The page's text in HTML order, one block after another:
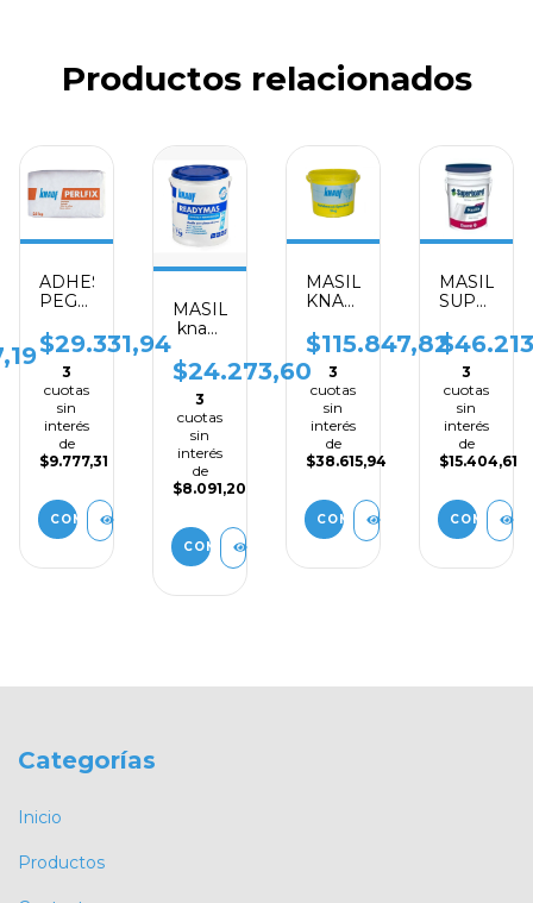
Productos relacionados
ADHESIVO
PEGAMENTO
PERLFIX
KNAUF
(p/placas
de
yeso)
x 25
kg.-
$29.331,94
3
cuotas
sin
interés
de
$9.777,31
MASILLA
knauf
KG.
$24.273,60
3
cuotas
sin
interés
de
$8.091,20
MASILLA
KNAUF
X 5 K
$115.847,82
3
cuotas
sin
interés
de
$38.615,94
MASILLA
720
NUEVA
X 5 KG
3
cuotas
sin
interés
de
$15.404,61
Categorías
Inicio
Productos